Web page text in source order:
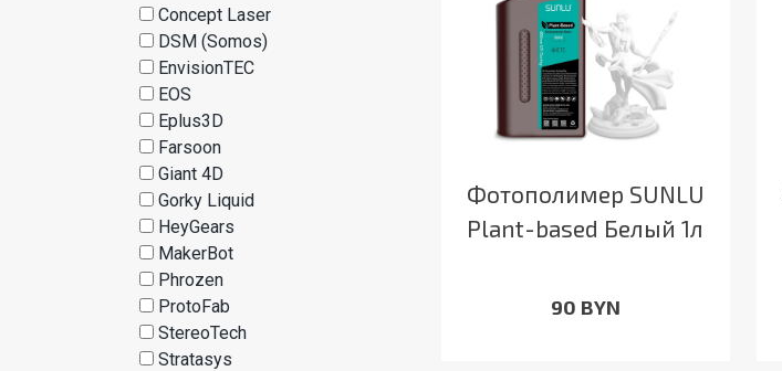
Concept Laser
DSM (Somos)
EnvisionTEC
EOS
Eplus3D
Farsoon
Giant 4D
Gorky Liquid
HeyGears
MakerBot
Phrozen
ProtoFab
StereoTech
Stratasys
Фотополимер SUNLU
Plant-based Белый 1л
90 BYN